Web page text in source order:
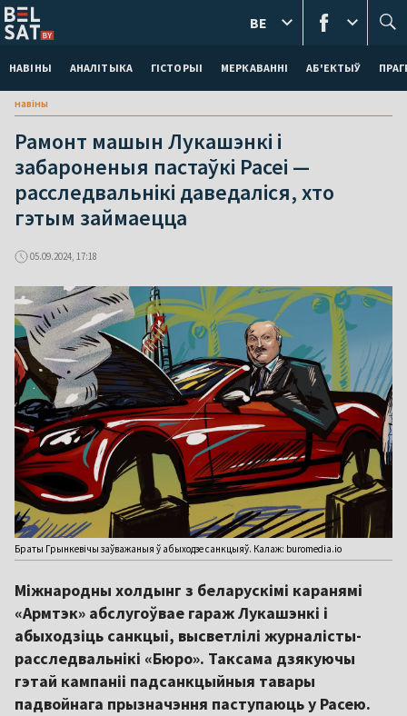
НАВІНЫ АНАЛІТЫКА ГІСТОРЫІ МЕРКАВАННI АБ'ЕКТЫЎ
BE
навіны
Рамонт машын Лукашэнкі і
забароненыя пастаўкі Расеі —
расследвальнікі даведаліся, хто
гэтым займаецца
05.09.2024, 17:18
Браты Грынкевічы заўважаныя ў абыходзе санкцыяў. Калаж: buromedia.io
Міжнародны холдынг з беларускімі каранямі
«Армтэк» абслугоўвае гараж Лукашэнкі і
абыходзіць санкцыі, высветлілі журналісты-
расследвальнікі «Бюро». Таксама дзякуючы
гэтай кампаніі падсанкцыйныя тавары
падвойнага прызначэння паступаюць у Расею.